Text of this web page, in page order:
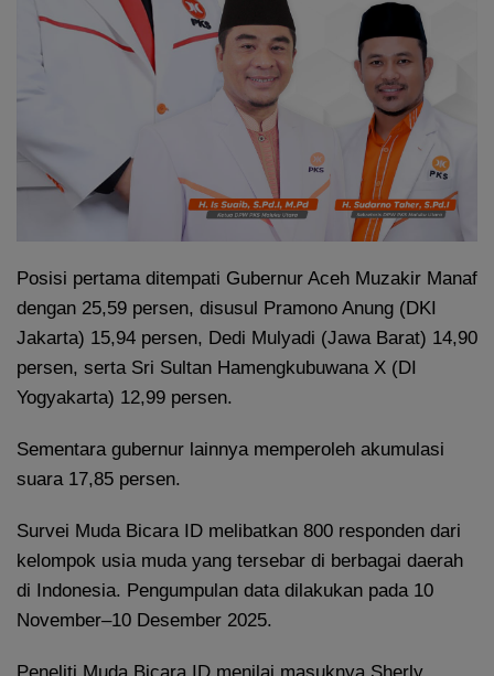
Posisi pertama ditempati Gubernur Aceh Muzakir Manaf
dengan 25,59 persen, disusul Pramono Anung (DKI
Jakarta) 15,94 persen, Dedi Mulyadi (Jawa Barat) 14,90
persen, serta Sri Sultan Hamengkubuwana X (DI
Yogyakarta) 12,99 persen.
Sementara gubernur lainnya memperoleh akumulasi
suara 17,85 persen.
Survei Muda Bicara ID melibatkan 800 responden dari
kelompok usia muda yang tersebar di berbagai daerah
di Indonesia. Pengumpulan data dilakukan pada 10
November–10 Desember 2025.